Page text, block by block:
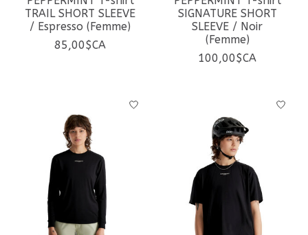
TRAIL SHORT SLEEVE
/ Espresso (Femme)
85,00$CA
SIGNATURE SHORT
SLEEVE / Noir
(Femme)
100,00$CA